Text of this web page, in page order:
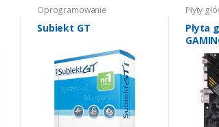
Oprogramowanie
Subiekt GT
Płyty
Płyta
FI II